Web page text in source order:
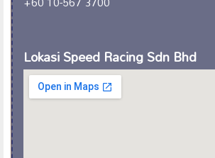
Lokasi Speed Racing Sdn Bhd